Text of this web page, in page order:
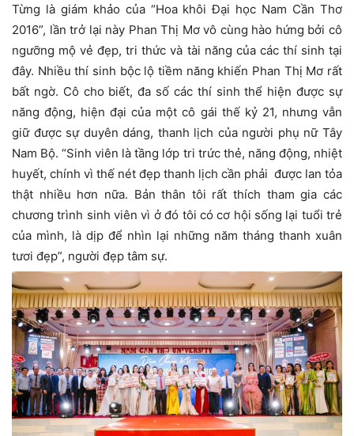
Từng là giám khảo của “Hoa khôi Đại học Nam Cần Thơ
2016”, lần trở lại này Phan Thị Mơ vô cùng hào hứng bởi cô
ngưỡng mộ vẻ đẹp, tri thức và tài năng của các thí sinh tại
đây. Nhiều thí sinh bộc lộ tiềm năng khiến Phan Thị Mơ rất
bất ngờ. Cô cho biết, đa số các thí sinh thể hiện được sự
năng động, hiện đại của một cô gái thế kỷ 21, nhưng vẫn
giữ được sự duyên dáng, thanh lịch của người phụ nữ Tây
Nam Bộ. “Sinh viên là tầng lớp tri trức thẻ, năng động, nhiệt
huyết, chính vì thế nét đẹp thanh lịch cần phải được lan tỏa
thật nhiều hơn nữa. Bản thân tôi rất thích tham gia các
chương trình sinh viên vì ở đó tôi có cơ hội sống lại tuổi trẻ
của mình, là dịp để nhìn lại những năm tháng thanh xuân
tươi đẹp”, người đẹp tâm sự.